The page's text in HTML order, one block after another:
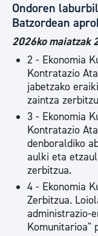
Ondoren
Batzordean
2026ko maiatzak
2 - Ekonomia
Kontratazio
jabetzako
zaintza
3 - Ekonomia
Kontratazio
denboraldiko
aulki eta
zerbitzua.
4 - Ekonomia
Zerbitzua.
administrazio-
Komunitarioa"